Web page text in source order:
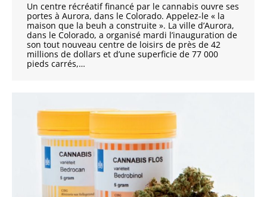
Un centre récréatif financé par le cannabis ouvre ses
portes à Aurora, dans le Colorado. Appelez-le « la
maison que la beuh a construite ». La ville d’Aurora,
dans le Colorado, a organisé mardi l’inauguration de
son tout nouveau centre de loisirs de près de 42
millions de dollars et d’une superficie de 77 000
pieds carrés,…